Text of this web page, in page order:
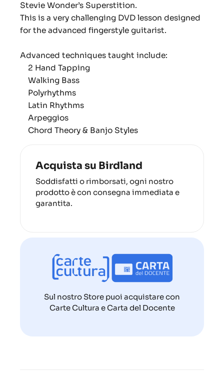
Stevie Wonder’s Superstition.
This is a very challenging DVD lesson designed
for the advanced fingerstyle guitarist.
Advanced techniques taught include:
2 Hand Tapping
Walking Bass
Polyrhythms
Latin Rhythms
Arpeggios
Chord Theory & Banjo Styles
Acquista su Birdland
Soddisfatti o rimborsati, ogni nostro
prodotto è con consegna immediata e
garantita.
Sul nostro Store puoi acquistare con
Carte Cultura e Carta del Docente